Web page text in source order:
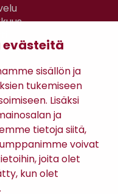
sisällön ja
tukemiseen
Lisäksi
ja
tietoja siitä,
voivat
joita olet
kun olet
Café